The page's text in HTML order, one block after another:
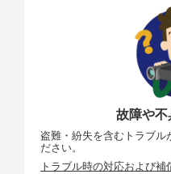
故障や不
盗難・紛失を含むトラブル
ださい。
トラブル時の対応および